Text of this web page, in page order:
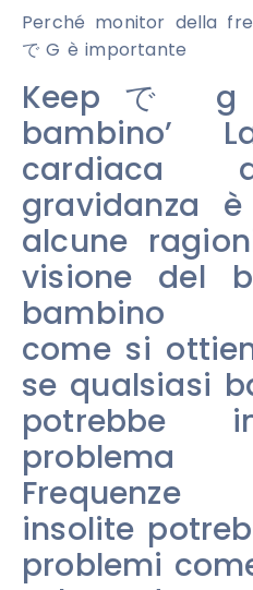
Perché monitor della
で G è importante
Keepで g
bambino’
cardiaca
gravidanza
alcune
visione del
bambino
come si
se qualsiasi
potrebbe
insolite
problemi